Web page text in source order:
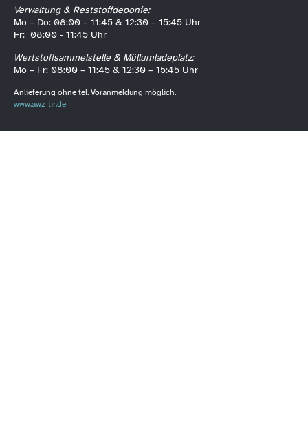
Verwaltung & Reststoffdeponie:
Mo – Do: 08:00 – 11:45 & 12:30 – 15:45 Uhr
Fr: 08:00 - 11:45 Uhr
Wertstoffsammelstelle & Müllumladeplatz:
Mo – Fr: 08:00 – 11:45 & 12:30 – 15:45 Uhr
Anlieferung ohne tel. Voranmeldung möglich.
www.awz-tir.de